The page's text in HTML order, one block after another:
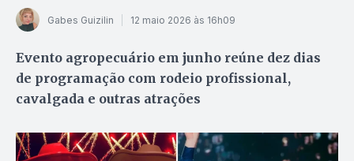
Gabes Guizilin 12 maio 2026 às 16h09
Evento agropecuário em junho reúne dez dias
de programação com rodeio profissional,
cavalgada e outras atrações